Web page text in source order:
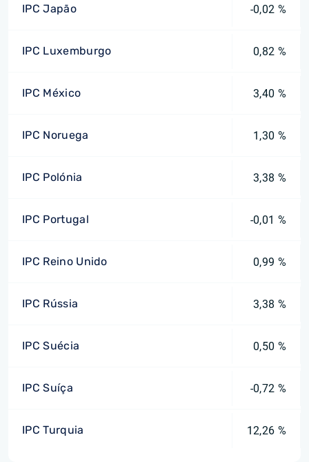
IPC Japão -0,02 %
IPC Luxemburgo 0,82 %
IPC México 3,40 %
IPC Noruega 1,30 %
IPC Polónia 3,38 %
IPC Portugal -0,01 %
IPC Reino Unido 0,99 %
IPC Rússia 3,38 %
IPC Suécia 0,50 %
IPC Suíça -0,72 %
IPC Turquia 12,26 %